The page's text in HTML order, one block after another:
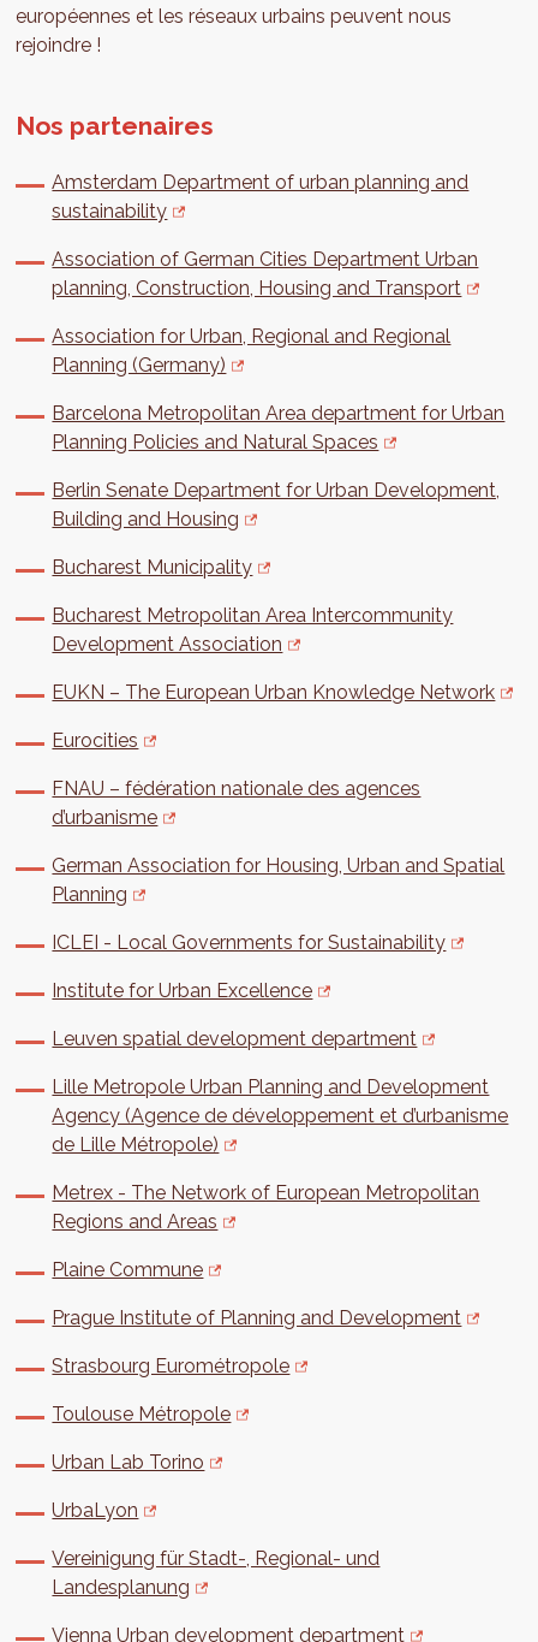
européennes et les réseaux urbains peuvent nous
rejoindre !
Nos partenaires
Amsterdam Department of urban planning and
sustainability
Association of German Cities Department Urban
planning, Construction, Housing and Transport
Association for Urban, Regional and Regional
Planning (Germany)
Barcelona Metropolitan Area department for Urban
Planning Policies and Natural Spaces
Berlin Senate Department for Urban Development,
Building and Housing
Bucharest Municipality
Bucharest Metropolitan Area Intercommunity
Development Association
EUKN – The European Urban Knowledge Network
Eurocities
FNAU – fédération nationale des agences
d’urbanisme
German Association for Housing, Urban and Spatial
Planning
ICLEI - Local Governments for Sustainability
Institute for Urban Excellence
Leuven spatial development department
Lille Metropole Urban Planning and Development
Agency (Agence de développement et d’urbanisme
de Lille Métropole)
Metrex - The Network of European Metropolitan
Regions and Areas
Plaine Commune
Prague Institute of Planning and Development
Strasbourg Eurométropole
Toulouse Métropole
Urban Lab Torino
UrbaLyon
Vereinigung für Stadt-, Regional- und
Landesplanung
Vienna Urban development department